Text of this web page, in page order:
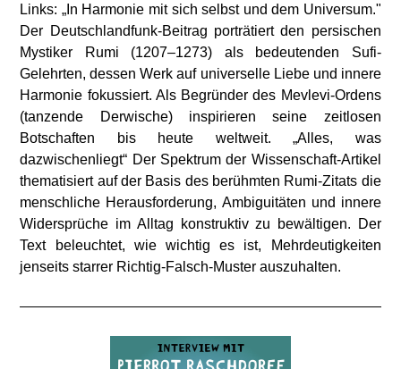
Links: „In Harmonie mit sich selbst und dem Universum."
Der Deutschlandfunk-Beitrag porträtiert den persischen
Mystiker Rumi (1207–1273) als bedeutenden Sufi-
Gelehrten, dessen Werk auf universelle Liebe und innere
Harmonie fokussiert. Als Begründer des Mevlevi-Ordens
(tanzende Derwische) inspirieren seine zeitlosen
Botschaften bis heute weltweit. „Alles, was
dazwischenliegt“ Der Spektrum der Wissenschaft-Artikel
thematisiert auf der Basis des berühmten Rumi-Zitats die
menschliche Herausforderung, Ambiguitäten und innere
Widersprüche im Alltag konstruktiv zu bewältigen. Der
Text beleuchtet, wie wichtig es ist, Mehrdeutigkeiten
jenseits starrer Richtig-Falsch-Muster auszuhalten.